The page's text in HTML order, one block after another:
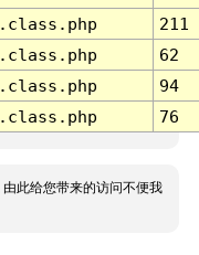
211
62
94
76
此给您带来的访问不便我